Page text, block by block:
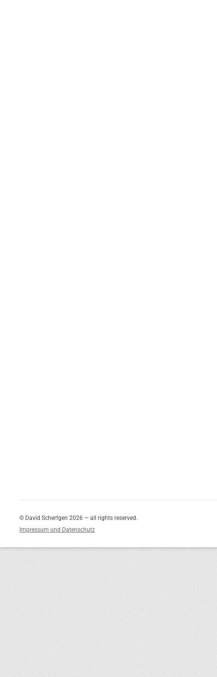
© David Scherfgen 2026 — all rights reserved.
Impressum und Datenschutz